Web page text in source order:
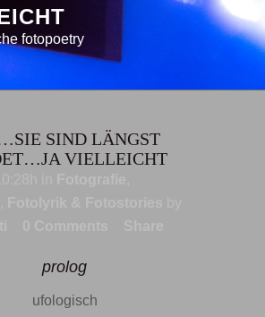
fotopoetry
SIND LÄNGST
VIELLEICHT
prolog
ufologisch